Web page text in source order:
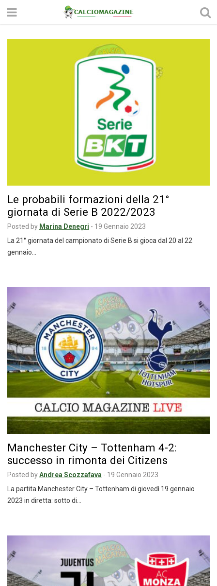
Le probabili formazioni della 21°
giornata di Serie B 2022/2023
Posted by Marina Denegri - 19 Gennaio 2023
La 21° giornata del campionato di Serie B si gioca dal 20 al 22
gennaio…
Manchester City – Tottenham 4-2:
successo in rimonta dei Citizens
Posted byAndrea Scozzafava - 19 Gennaio 2023
La partita Manchester City – Tottenham di giovedì 19 gennaio
2023 in diretta: sotto di…